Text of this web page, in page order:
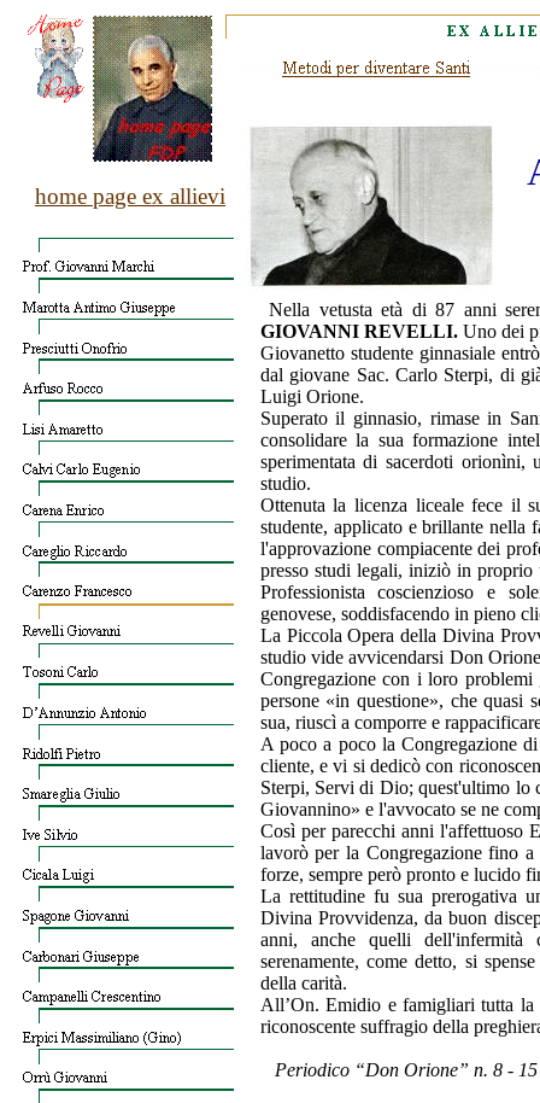
Nella vetusta età di 87 anni
GIOVANNI REVELLI. Uno dei
Giovanetto studente ginnasiale entrò
dal giovane Sac. Carlo Sterpi, di gi
Luigi Orione.
Superato il ginnasio, rimase in
consolidare la sua formazione
sperimentata di sacerdoti orionìni,
studio.
Ottenuta la licenza liceale fece il
studente, applicato e brillante nella
l'approvazione compiacente dei
presso studi legali, iniziò in proprio
Professionista coscienzioso e
genovese, soddisfacendo in pieno
La Piccola Opera della Divina
studio vide avvicendarsi Don
Congregazione con i loro
persone «in questione», che quasi
sua, riuscìa comporre e
A poco a poco la Congregazione
cliente, e vi si dedicò con
Sterpi, Servi di Dio; quest'ultimo lo
Giovannino» e l'avvocato se ne
Cosìper parecchi anni l'affettuoso
lavoròper la Congregazione fino
forze, sempre peròpronto e lucido
La rettitudine fu sua prerogativa
Divina Provvidenza, da buon
anni, anche quelli dell'infermità
serenamente, come detto, si
della carità.
All’On. Emidio e famigliari tutta la
riconoscente suffragio della
Periodico “Don Orione” n. 8 -
home page ex allievi